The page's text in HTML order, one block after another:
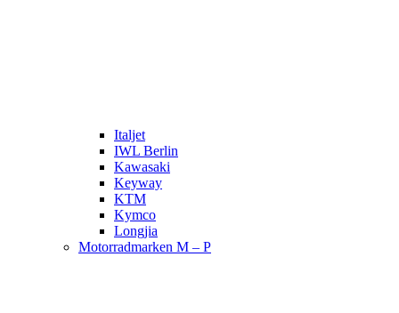
Italjet
IWL Berlin
Kawasaki
Keyway
KTM
Kymco
Longjia
Motorradmarken M – P